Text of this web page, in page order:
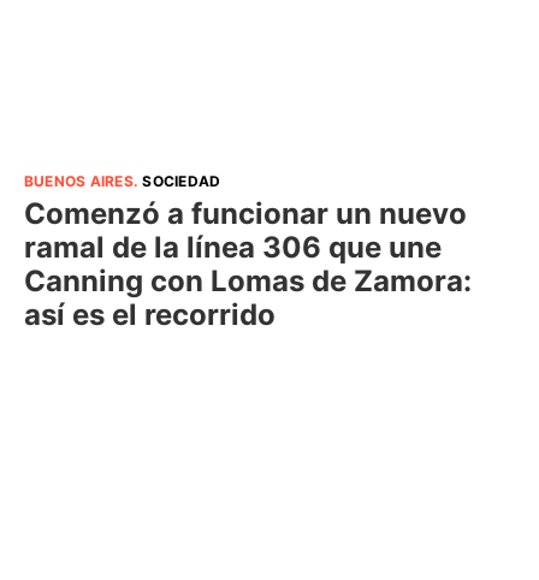
BUENOS AIRES.SOCIEDAD
Comenzó a funcionar un nuevo
ramal de la línea 306 que une
Canning con Lomas de Zamora:
así es el recorrido